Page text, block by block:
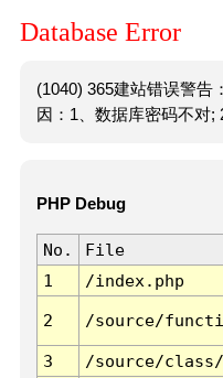
Database Error
(1040) 365建站错误警告
因：1、数据库密码不对;
PHP Debug
No. File
1
/index.php
2 /source/
3 /source/